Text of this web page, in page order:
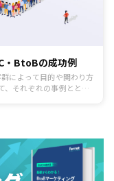
・BtoBの成功例
によって目的や関わり方
、それぞれの事例ととも